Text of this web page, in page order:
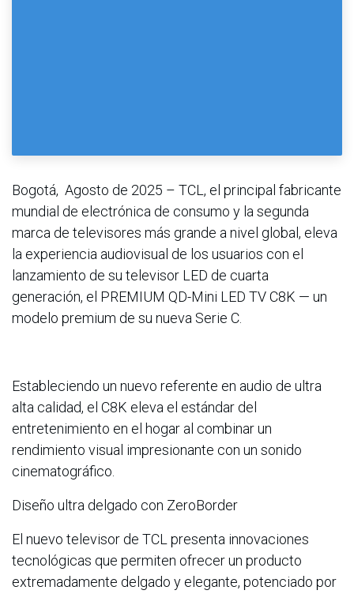
Bogotá, Agosto de 2025 – TCL, el principal fabricante
mundial de electrónica de consumo y la segunda
marca de televisores más grande a nivel global, eleva
la experiencia audiovisual de los usuarios con el
lanzamiento de su televisor LED de cuarta
generación, el PREMIUM QD-Mini LED TV C8K — un
modelo premium de su nueva Serie C.
Estableciendo un nuevo referente en audio de ultra
alta calidad, el C8K eleva el estándar del
entretenimiento en el hogar al combinar un
rendimiento visual impresionante con un sonido
cinematográfico.
Diseño ultra delgado con ZeroBorder
El nuevo televisor de TCL presenta innovaciones
tecnológicas que permiten ofrecer un producto
extremadamente delgado y elegante, potenciado por